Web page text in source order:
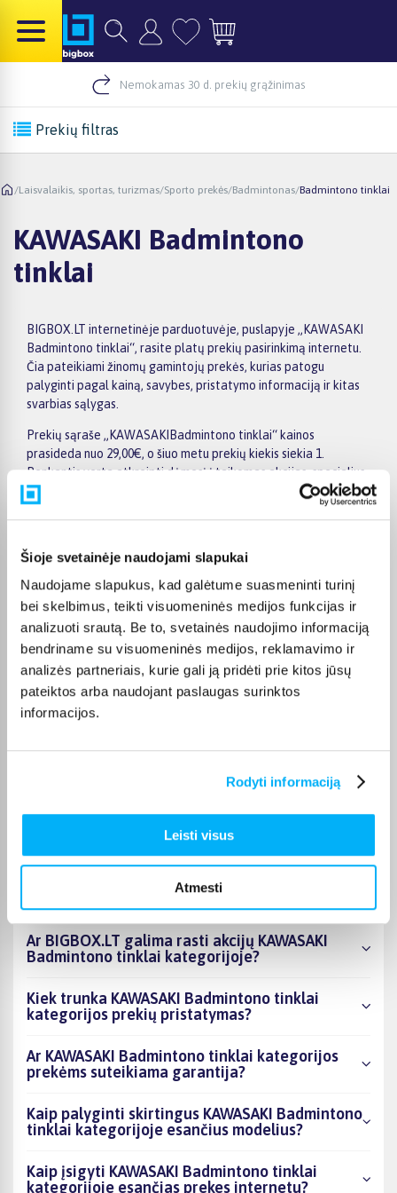
Šioje svetainėje naudojami slapukai
Naudojame slapukus, kad galėtume suasmeninti turinį
bei skelbimus, teikti visuomeninės medijos funkcijas ir
analizuoti srautą. Be to, svetainės naudojimo informaciją
bendriname su visuomeninės medijos, reklamavimo ir
analizės partneriais, kurie gali ją pridėti prie kitos jūsų
pateiktos arba naudojant paslaugas surinktos
informacijos.
Rodyti informaciją
Leisti visus
Atmesti
Nemokamas 30 d. prekių grąžinimas
Prekių filtras
/Laisvalaikis, sportas, turizmas/Sporto prekės/Badmintonas/Badmintono tinklai
KAWASAKI Badmintono
tinklai
BIGBOX.LT internetinėje parduotuvėje, puslapyje „KAWASAKI
Badmintono tinklai“, rasite platų prekių pasirinkimą internetu.
Čia pateikiami žinomų gamintojų prekės, kurias patogu
palyginti pagal kainą, savybes, pristatymo informaciją ir kitas
svarbias sąlygas.
Prekių sąraše „KAWASAKIBadmintono tinklai“ kainos
prasideda nuo 29,00€, o šiuo metu prekių kiekis siekia 1.
Renkantis verta atkreipti dėmesį į taikomas akcijas, specialius
pasiūlymus, techninius parametrus bei papildomas pirkimo
sąlygas, kad būtų lengviau išsirinkti geriausiai jūsų poreikius
Papildomi pasirinkimai ir prekių savybių filtrai padeda patogiai
susiaurinti asortimentą ir greičiau rasti tinkamą prekę.
Peržiūrėkite „KAWASAKIBadmintono tinklai“ pasiūlymus
BIGBOX.LT, palyginkite prekes ir pirkite internetu patogiai.
Pasirinktą prekę pristatysime per jos aprašyme nurodytą
terminą.
DUK
Kokie KAWASAKI Badmintono tinklai
Kiek prekių yra KAWASAKI Badmintono tinklai
kategorijos asortimente ir kokia žemiausia
Ar BIGBOX.LT galima rasti akcijų KAWASAKI
Badmintono tinklai kategorijoje?
Kiek trunka KAWASAKI Badmintono tinklai
kategorijos prekių pristatymas?
Ar KAWASAKI Badmintono tinklai kategorijos
prekėms suteikiama garantija?
Kaip palyginti skirtingus KAWASAKI Badmintono
tinklai kategorijoje esančius modelius?
Kaip įsigyti KAWASAKI Badmintono tinklai
kategorijoje esančias prekes internetu?